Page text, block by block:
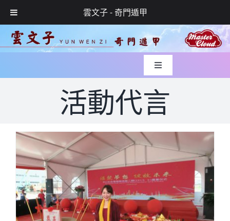
雲文子 - 奇門遁甲
Skip
to
Toggle
Navigation
入世緣起
媒體專訪
玄學服務
活動代言